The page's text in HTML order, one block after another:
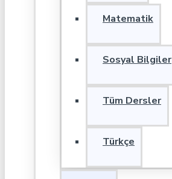
Matematik
Sosyal Bilgiler
Tüm Dersler
Türkçe